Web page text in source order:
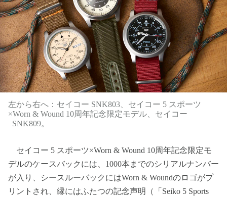
左から右へ：セイコー SNK803、セイコー 5 スポーツ
×Worn & Wound 10周年記念限定モデル、セイコー
SNK809。
セイコー 5 スポーツ×Worn & Wound 10周年記念限定モ
デルのケースバックには、1000本までのシリアルナンバー
が入り、シースルーバックにはWorn & Woundのロゴがプ
リントされ、縁にはふたつの記念声明（「Seiko 5 Sports